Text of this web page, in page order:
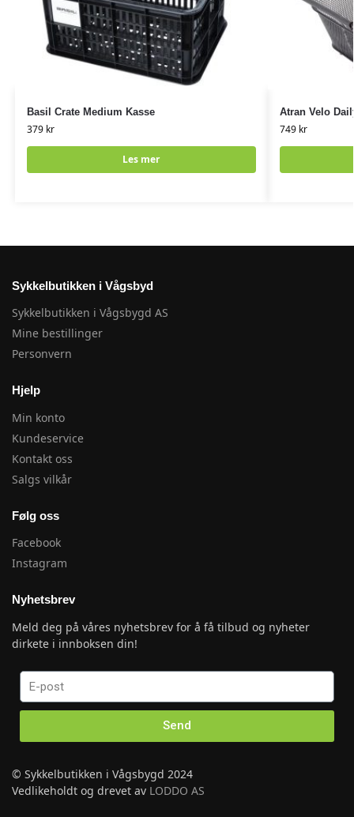
Basil Crate Medium Kasse
379 kr
Les mer
Atran Velo
749 kr
Sykkelbutikken i Vågsbyd
Sykkelbutikken i Vågsbygd AS
Mine bestillinger
Personvern
Hjelp
Min konto
Kundeservice
Kontakt oss
Salgs vilkår
Følg oss
Facebook
Instagram
Nyhetsbrev
Meld deg på våres nyhetsbrev for å få tilbud og nyheter
dirkete i innboksen din!
Send
© Sykkelbutikken i Vågsbygd 2024
Vedlikeholdt og drevet av LODDO AS